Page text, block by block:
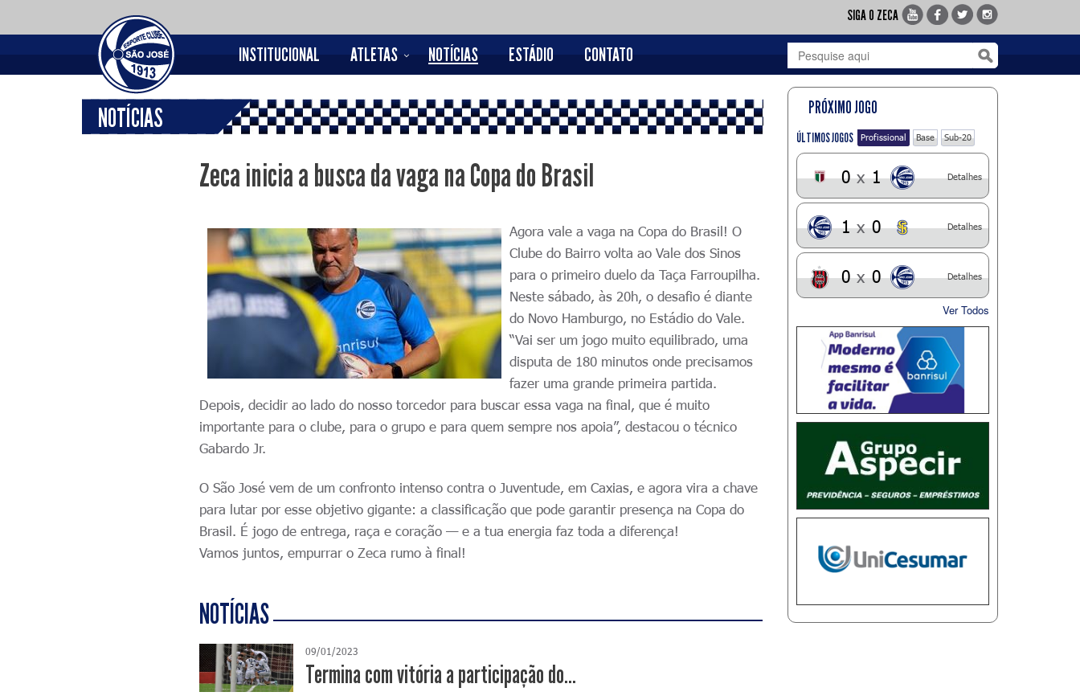
SIGA O ZECA
INSTITUCIONAL ATLETAS NOTÍCIAS ESTÁDIO CONTATO
NOTÍCIAS
Zeca inicia a busca da vaga na Copa do Brasil
Agora vale a vaga na Copa do Brasil! O
Clube do Bairro volta ao Vale dos Sinos
para o primeiro duelo da Taça Farroupilha.
Neste sábado, às 20h, o desafio é diante
do Novo Hamburgo, no Estádio do Vale.
“Vai ser um jogo muito equilibrado, uma
disputa de 180 minutos onde precisamos
fazer uma grande primeira partida.
Depois, decidir ao lado do nosso torcedor para buscar essa vaga na final, que é muito
importante para o clube, para o grupo e para quem sempre nos apoia”, destacou o técnico
Gabardo Jr.
O São José vem de um confronto intenso contra o Juventude, em Caxias, e agora vira a chave
para lutar por esse objetivo gigante: a classificação que pode garantir presença na Copa do
Brasil. É jogo de entrega, raça e coração — e a tua energia faz toda a diferença!
Vamos juntos, empurrar o Zeca rumo à final!
NOTÍCIAS
09/01/2023
Termina com vitória a participação do...
PRÓXIMO JOGO
ÚLTIMOS JOGOS Profissional Base Sub-20
0 x 1 Detalhes
1 x 0 Detalhes
0 x 0 Detalhes
Ver Todos